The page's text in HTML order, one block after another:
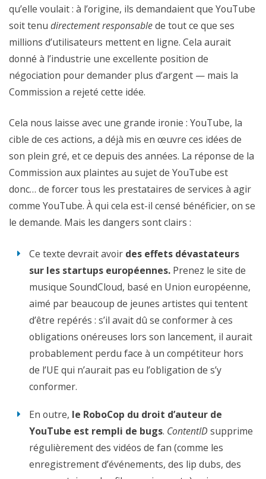
qu’elle voulait : à l’origine, ils demandaient que YouTube
soit tenudirectement responsablede tout ce que ses
millions d’utilisateurs mettent en ligne. Cela aurait
donné à l’industrie une excellente position de
négociation pour demander plus d’argent — mais la
Commission a rejeté cette idée.
Cela nous laisse avec une grande ironie :YouTube, la
cible de ces actions, a déjà mis enœuvreces idées de
son plein gré, et ce depuis des années. La réponse de la
Commissionaux plaintesau sujet de YouTube est
donc… de forcer tous les prestataires de services à agir
comme YouTube. À qui celaest-il censé bénéficier, on se
le demande. Mais les dangers sont clairs :
Ce texte devrait avoir des effets dévastateurs
sur les startups européennes.Prenez le site de
musique SoundCloud, basé en Union européenne,
aimé par beaucoup de jeunes artistes qui tentent
d’être repérés : s’il avait dû se conformer à ces
obligations onéreuses lors son lancement, il aurait
probablement perdu face à un compétiteur hors
de l’UE qui n’aurait pas eu l’obligation de s’y
conformer.
En outre, le RoboCop du droit d’auteur de
YouTube est rempli de bugs. ContentID supprime
régulièrement des vidéos de fan (comme les
enregistrement d’événements, des lip dubs, des